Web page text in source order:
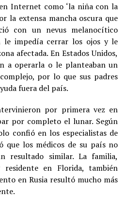
Internet como ‘la niña con la
la extensa mancha oscura que
con un nevus melanocítico
le impedía cerrar los ojos y le
afectada. En Estados Unidos,
a operarla o le planteaban un
por lo que sus padres
fuera del país.
por primera vez en
por completo el lunar. Según
confió en los especialistas de
que los médicos de su país no
resultado similar. La familia,
en Florida, también
en Rusia resultó mucho más